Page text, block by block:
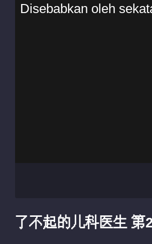
Disebabkan oleh
了不起的儿科医生 第